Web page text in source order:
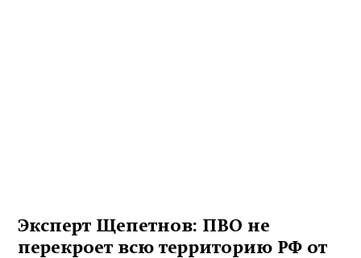
Эксперт Щепетнов: ПВО не
перекроет всю территорию РФ от